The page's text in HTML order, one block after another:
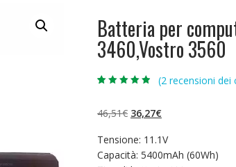
Batteria per
3460,Vostro 3560
base di
recensioni
(2 recensioni dei
46,51€ Il
originale
era:
36,27€Il
attuale
è:
Tensione: 11.1V
Capacità: 5400mAh (60Wh)